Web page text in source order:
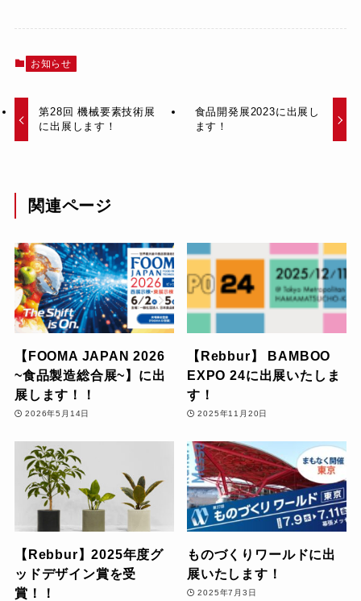
お知らせ
第28回 機械要素技術展
に出展します！
食品開発展2023に出展し
ます！
関連ページ
【FOOMA JAPAN 2026
~食品製造総合展~】に出
展します！！
2026年5月14日
【Rebbur】 BAMBOO
EXPO 24に出展いたしま
す！
2025年11月20日
【Rebbur】2025年度グ
ッドデザイン賞を受
賞！！
ものづくりワールドに出
展いたします！
2025年7月3日